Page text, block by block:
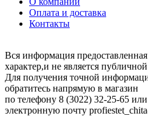
Оплата и доставка
Контакты
Вся информация
характер,и не является
Для получения точной
обратитесь напрямую в магазин
по телефону 8 (3022) 32-25-65 или
электронную почту